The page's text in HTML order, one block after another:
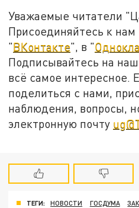
Уважаемые читатели
Присоединяйтесь к нам
"ВКонтакте", в "
Подписывайтесь на наш
всё самое интересное.
поделиться с нами,
наблюдения, вопросы,
электронную почту
ТЕГИ: НОВОСТИ ГОСДУМА